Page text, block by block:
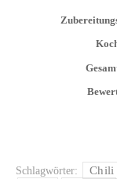
Schlagwörter: Chili